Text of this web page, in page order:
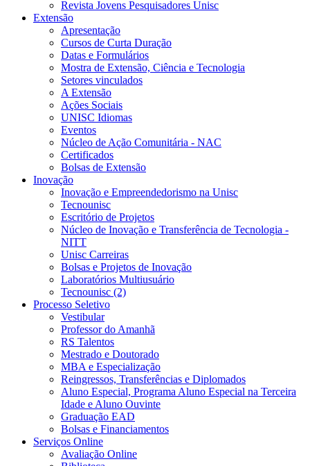
Revista Jovens Pesquisadores Unisc
Extensão
Apresentação
Cursos de Curta Duração
Datas e Formulários
Mostra de Extensão, Ciência e Tecnologia
Setores vinculados
A Extensão
Ações Sociais
UNISC Idiomas
Eventos
Núcleo de Ação Comunitária - NAC
Certificados
Bolsas de Extensão
Inovação
Inovação e Empreendedorismo na Unisc
Tecnounisc
Escritório de Projetos
Núcleo de Inovação e Transferência de Tecnologia -
NITT
Unisc Carreiras
Bolsas e Projetos de Inovação
Laboratórios Multiusuário
Tecnounisc (2)
Processo Seletivo
Vestibular
Professor do Amanhã
RS Talentos
Mestrado e Doutorado
MBA e Especialização
Reingressos, Transferências e Diplomados
Aluno Especial, Programa Aluno Especial na Terceira
Idade e Aluno Ouvinte
Graduação EAD
Bolsas e Financiamentos
Serviços Online
Avaliação Online